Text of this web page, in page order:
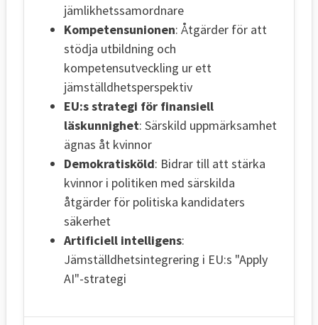
jämlikhetssamordnare
Kompetensunionen: Åtgärder för att
stödja utbildning och
kompetensutveckling ur ett
jämställdhetsperspektiv
EU:s strategi för finansiell
läskunnighet: Särskild uppmärksamhet
ägnas åt kvinnor
Demokratisköld: Bidrar till att stärka
kvinnor i politiken med särskilda
åtgärder för politiska kandidaters
säkerhet
Artificiell intelligens:
Jämställdhetsintegrering i EU:s "Apply
AI"-strategi